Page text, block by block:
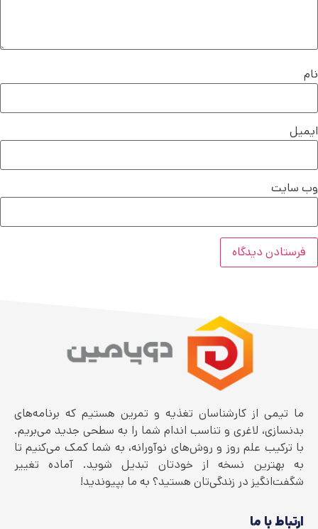
نام
ایمیل
وب‌ سایت
ما تیمی از کارشناسان تغذیه و تمرین هستیم که برنامه‌های
بدنسازی، لاغری و تناسب اندام شما را به سطحی جدید می‌بریم.
با ترکیب علم روز و روش‌های نوآورانه، به شما کمک می‌کنیم تا
به بهترین نسخه از خودتان تبدیل شوید. آماده تغییر
شگفت‌انگیز در زندگی‌تان هستید؟ به ما بپیوندید!
ارتباط با ما